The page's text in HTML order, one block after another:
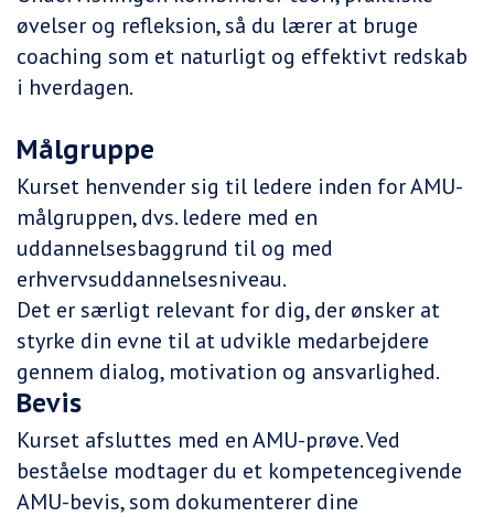
øvelser og refleksion, så du lærer at bruge
coaching som et naturligt og effektivt redskab
i hverdagen.
Målgruppe
Kurset henvender sig til ledere inden for AMU-
målgruppen, dvs. ledere med en
uddannelsesbaggrund til og med
erhvervsuddannelsesniveau.
Det er særligt relevant for dig, der ønsker at
styrke din evne til at udvikle medarbejdere
gennem dialog, motivation og ansvarlighed.
Bevis
Kurset afsluttes med en AMU-prøve. Ved
beståelse modtager du et kompetencegivende
AMU-bevis, som dokumenterer dine